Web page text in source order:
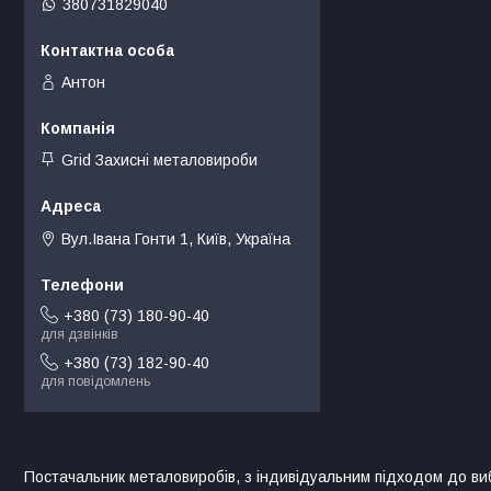
380731829040
Антон
Grid Захисні металовироби
Вул.Івана Гонти 1, Київ, Україна
+380 (73) 180-90-40
для дзвінків
+380 (73) 182-90-40
для повідомлень
Постачальник металовиробів, з індивідуальним підходом до